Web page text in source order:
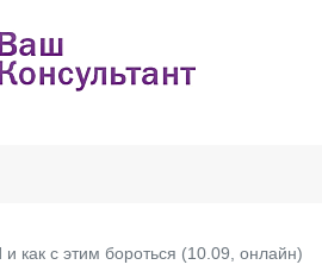
с этим бороться (10.09, онлайн)